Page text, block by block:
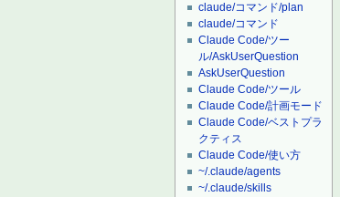
claude/コマンド/plan
claude/コマンド
Claude Code/ツー
ル/AskUserQuestion
AskUserQuestion
Claude Code/ツール
Claude Code/計画モード
Claude Code/ベストプラ
クティス
Claude Code/使い方
~/.claude/agents
~/.claude/skills